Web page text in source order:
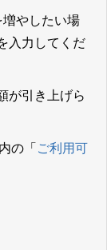
やしたい場
入力してくだ
が引き上げら
の「 ご利用可